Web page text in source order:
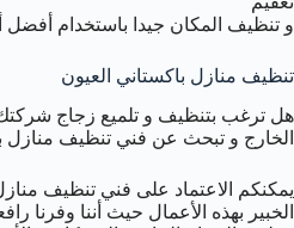
و تنظيف المكان جيدا باستخدام أفضل
تنظيف منازل باكستاني العيون
هل ترغب بتنظيف و تلميع زجاج شركتك
الخارج و تبحث عن فني تنظيف منازل
يمكنكم الاعتماد على فني تنظيف
الخبير بهذه الأعمال حيث أننا وفرنا